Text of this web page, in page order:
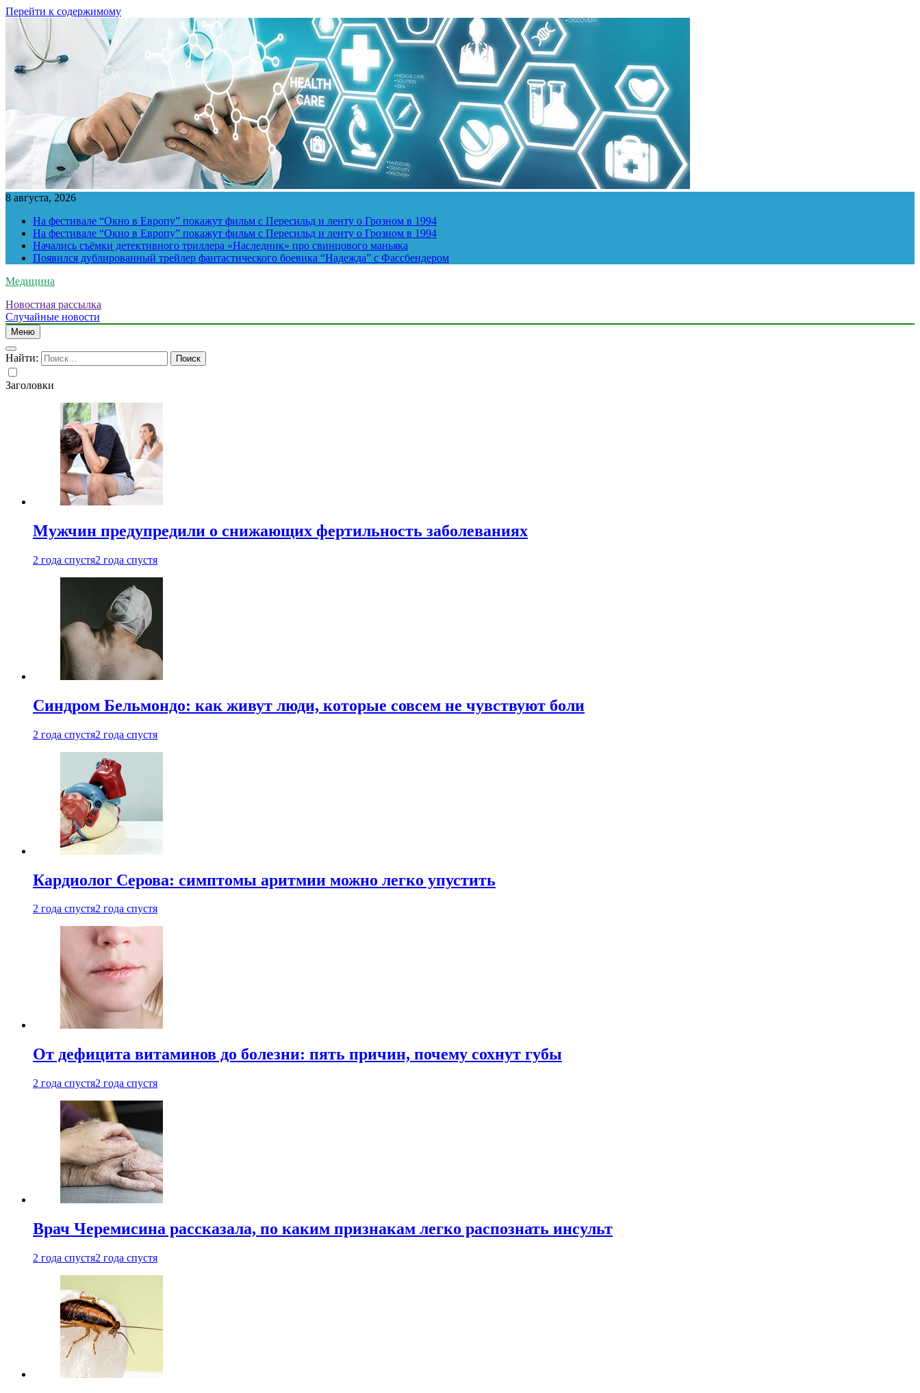
Перейти к содержимому
8 августа, 2026
На фестивале “Окно в Европу” покажут фильм с Пересильд и ленту о Грозном в 1994
На фестивале “Окно в Европу” покажут фильм с Пересильд и ленту о Грозном в 1994
Начались съёмки детективного триллера «Наследник» про свинцового маньяка
Появился дублированный трейлер фантастического боевика “Надежда” с Фассбендером
Медицина
Новостная рассылка
Случайные новости
Меню
Найти:
Заголовки
Мужчин предупредили о снижающих фертильность заболеваниях
2 года спустя2 года спустя
Синдром Бельмондо: как живут люди, которые совсем не чувствуют боли
2 года спустя2 года спустя
Кардиолог Серова: симптомы аритмии можно легко упустить
2 года спустя2 года спустя
От дефицита витаминов до болезни: пять причин, почему сохнут губы
2 года спустя2 года спустя
Врач Черемисина рассказала, по каким признакам легко распознать инсульт
2 года спустя2 года спустя